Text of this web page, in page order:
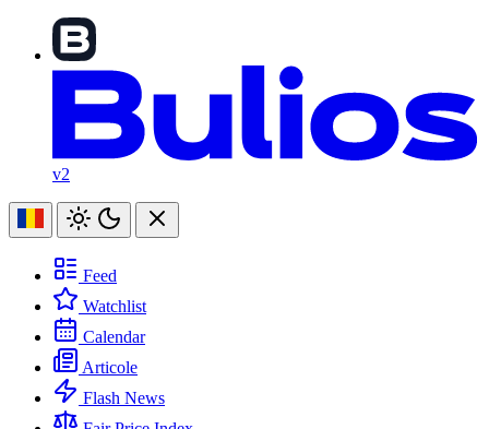
v2
Feed
Watchlist
Calendar
Articole
Flash News